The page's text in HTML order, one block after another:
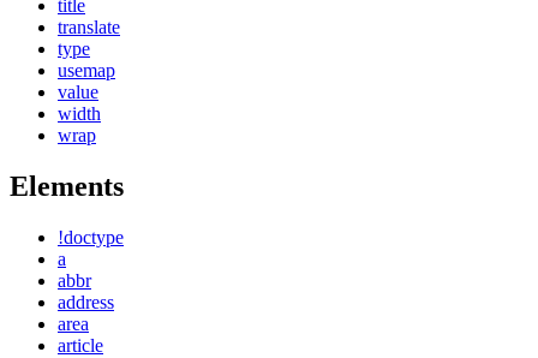
title
translate
type
usemap
value
width
wrap
Elements
!doctype
a
abbr
address
area
article